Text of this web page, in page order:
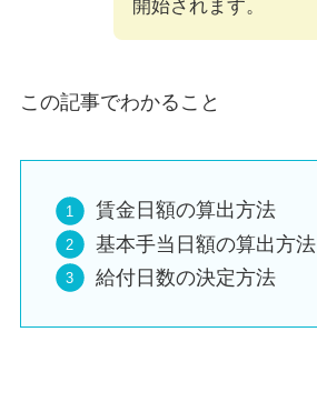
開始されます。
この記事でわかること
賃金日額の算出方法
基本手当日額の算出方法
給付日数の決定方法